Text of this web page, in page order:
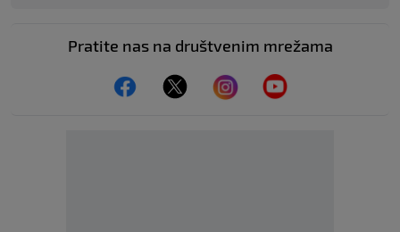
Pratite nas na društvenim mrežama